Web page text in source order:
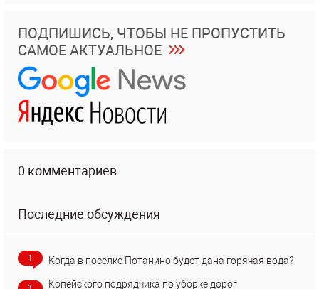
ПОДПИШИСЬ, ЧТОБЫ НЕ ПРОПУСТИТЬ
САМОЕ АКТУАЛЬНОЕ
0 комментариев
Последние обсуждения
1 Когда в поселке Потанино будет дана горячая вода?
Копейского подрядчика по уборке дорог